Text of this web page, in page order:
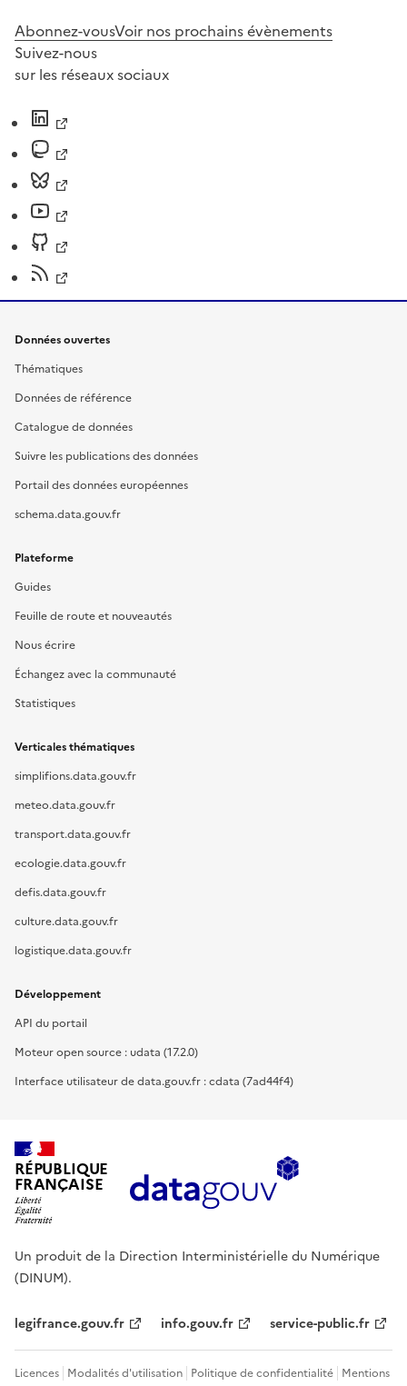
Abonnez-vousVoir nos prochains évènements
Suivez-nous
sur les réseaux sociaux
Données ouvertes
Thématiques
Données de référence
Catalogue de données
Suivre les publications des données
Portail des données européennes
schema.data.gouv.fr
Plateforme
Guides
Feuille de route et nouveautés
Nous écrire
Échangez avec la communauté
Statistiques
Verticales thématiques
simplifions.data.gouv.fr
meteo.data.gouv.fr
transport.data.gouv.fr
ecologie.data.gouv.fr
defis.data.gouv.fr
culture.data.gouv.fr
logistique.data.gouv.fr
Développement
API du portail
Moteur open source : udata (17.2.0)
Interface utilisateur de data.gouv.fr : cdata (7ad44f4)
RÉPUBLIQUE
FRANÇAISE
Un produit de la Direction Interministérielle du Numérique
(DINUM).
legifrance.gouv.fr info.gouv.fr service-public.fr
Licences Modalités d'utilisation Politique de confidentialité Mentions